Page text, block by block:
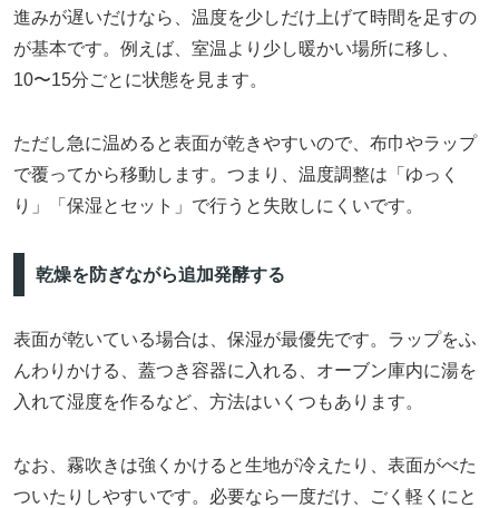
進みが遅いだけなら、温度を少しだけ上げて時間を足すの
が基本です。例えば、室温より少し暖かい場所に移し、
10〜15分ごとに状態を見ます。
ただし急に温めると表面が乾きやすいので、布巾やラップ
で覆ってから移動します。つまり、温度調整は「ゆっく
り」「保湿とセット」で行うと失敗しにくいです。
乾燥を防ぎながら追加発酵する
表面が乾いている場合は、保湿が最優先です。ラップをふ
んわりかける、蓋つき容器に入れる、オーブン庫内に湯を
入れて湿度を作るなど、方法はいくつもあります。
なお、霧吹きは強くかけると生地が冷えたり、表面がべた
ついたりしやすいです。必要なら一度だけ、ごく軽くにと